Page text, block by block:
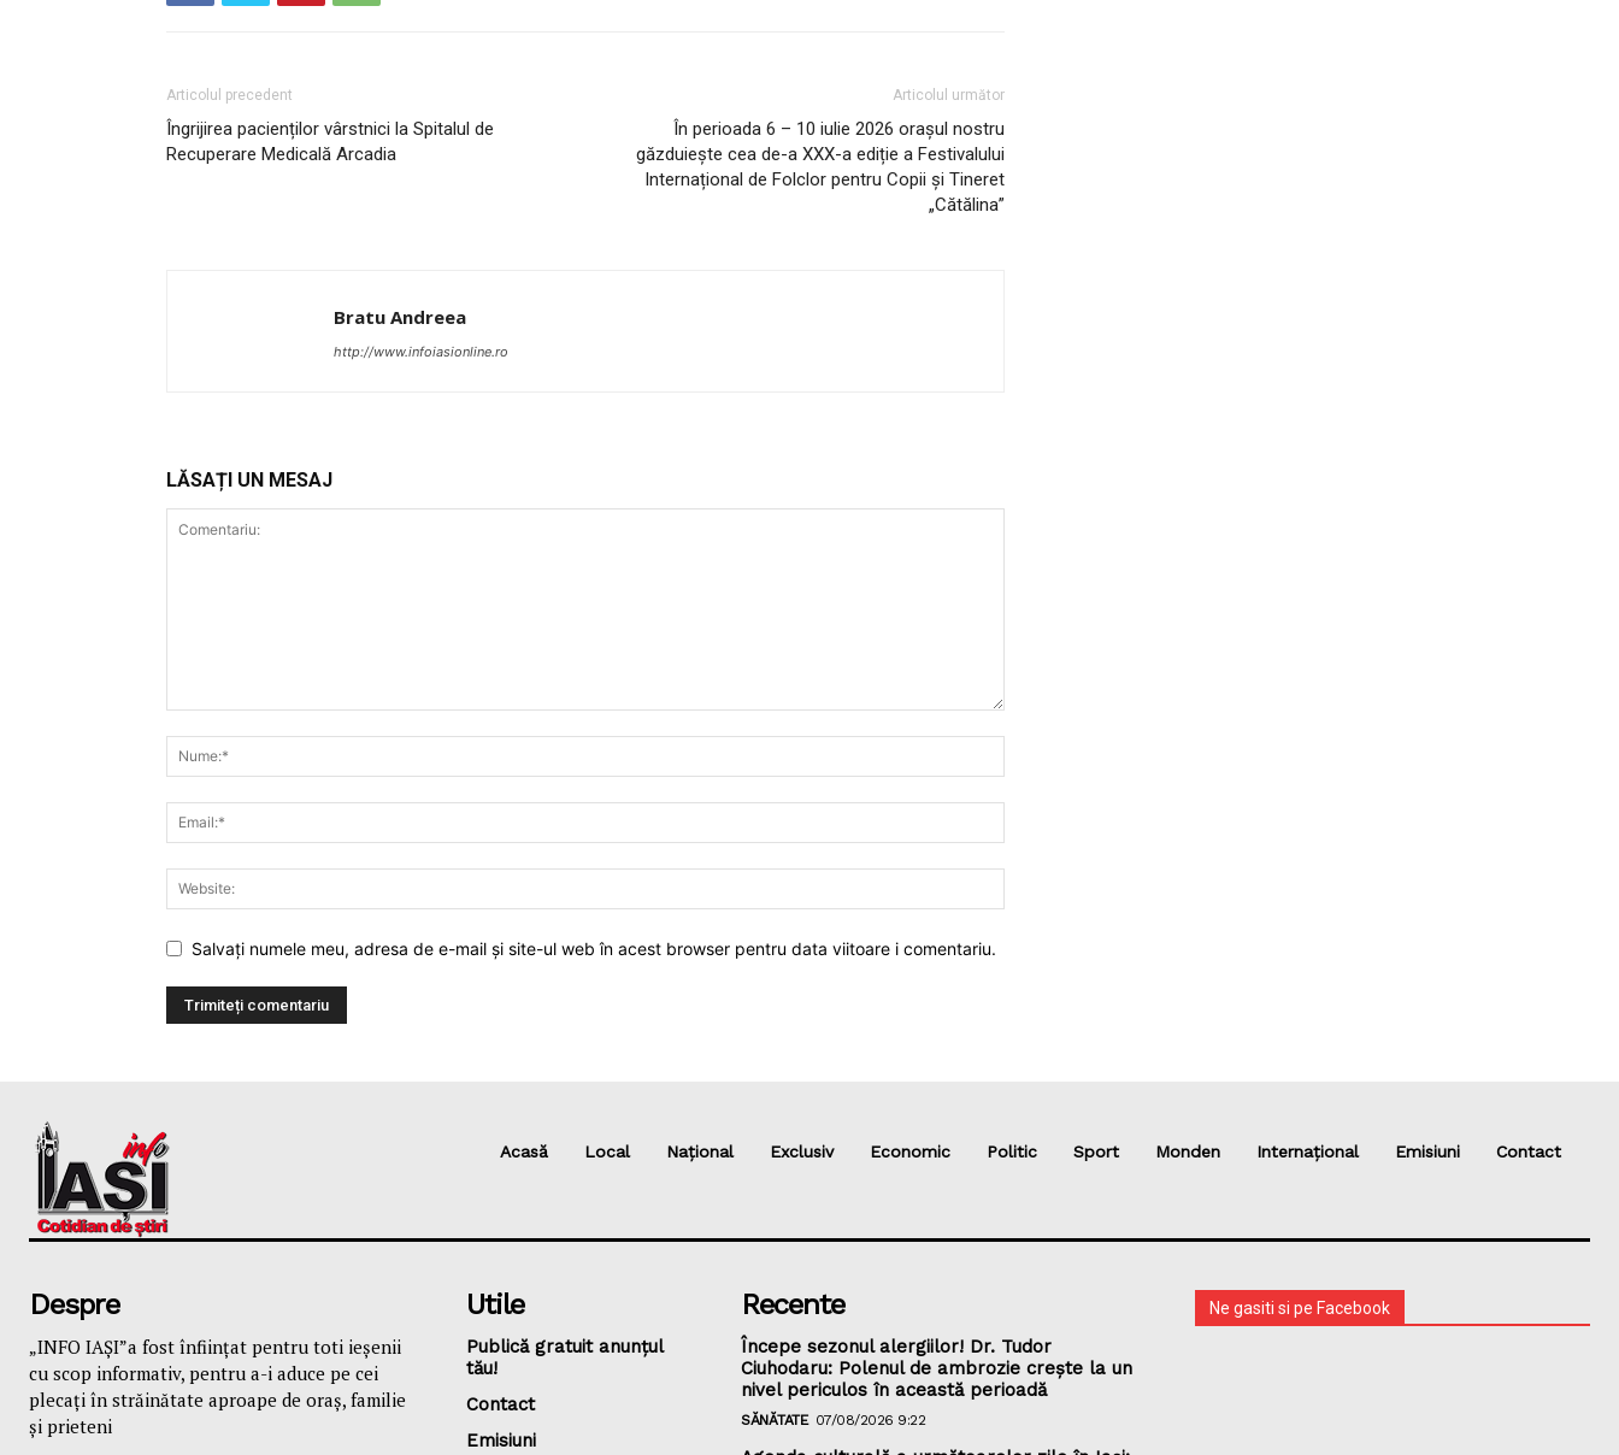
Emisiuni
Prelucrarea datelor cu caracter personal
Articolul precedent
Îngrijirea pacienților vârstnici la Spitalul de
Recuperare Medicală Arcadia
Articolul următor
În perioada 6 – 10 iulie 2026 orașul nostru
găzduiește cea de-a XXX-a ediție a Festivalului
Internațional de Folclor pentru Copii și Tineret
„Cătălina”
Bratu Andreea
http://www.infoiasionline.ro
LĂSAȚI UN MESAJ
Salvați numele meu, adresa de e-mail și site-ul web în acest browser pentru data viitoare i comentariu.
Acasă Local Național Exclusiv Economic Politic Sport Monden Internațional Emisiuni Contact
Despre
„INFO IAȘI”a fost înfiinţat pentru toti ieşenii
cu scop informativ, pentru a-i aduce pe cei
plecaţi în străinătate aproape de oraş, familie
și prieteni
Utile
Publică gratuit anunțul
tău!
Contact
Emisiuni
Recente
Începe sezonul alergiilor! Dr. Tudor
Ciuhodaru: Polenul de ambrozie crește la un
nivel periculos în această perioadă
SĂNĂTATE 07/08/2026 9:22
Ne gasiti si pe Facebook